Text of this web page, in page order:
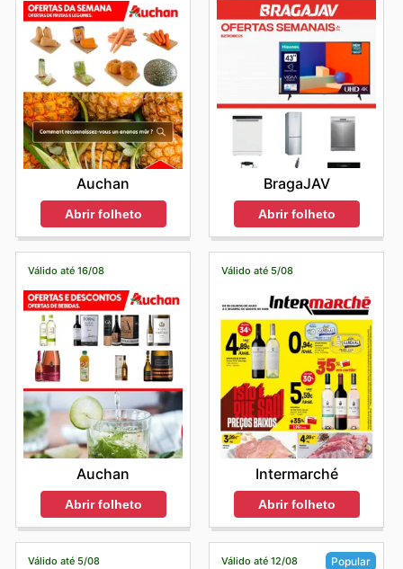
Auchan
Abrir folheto
BragaJAV
Abrir folheto
Válido até 16/08
Auchan
Abrir folheto
Válido até 5/08
Intermarché
Abrir folheto
Válido até 5/08 Válido até 12/08 Popular